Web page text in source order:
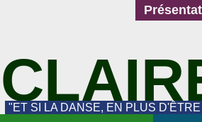
"ET SI LA DANSE, EN PLUS